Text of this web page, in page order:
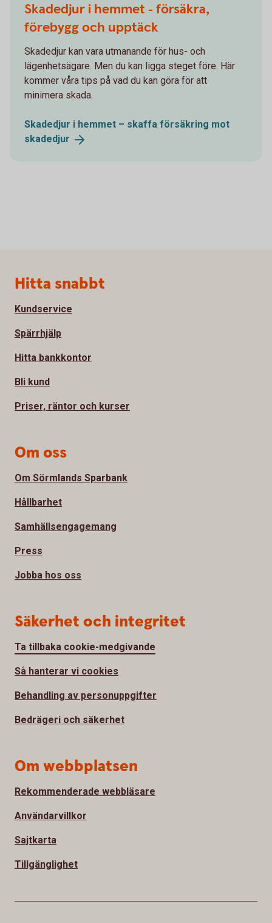
Skadedjur i hemmet - försäkra,
förebygg och upptäck
Skadedjur kan vara utmanande för hus- och
lägenhetsägare. Men du kan ligga steget före. Här
kommer våra tips på vad du kan göra för att
minimera skada.
Skadedjur i hemmet – skaffa försäkring mot
skadedjur
Sidfot
Hitta snabbt
Kundservice
Spärrhjälp
Hitta bankkontor
Bli kund
Priser, räntor och kurser
Om oss
Om Sörmlands Sparbank
Hållbarhet
Samhällsengagemang
Press
Jobba hos oss
Säkerhet och integritet
Ta tillbaka cookie-medgivande
Så hanterar vi cookies
Behandling av personuppgifter
Bedrägeri och säkerhet
Om webbplatsen
Rekommenderade webbläsare
Användarvillkor
Sajtkarta
Tillgänglighet